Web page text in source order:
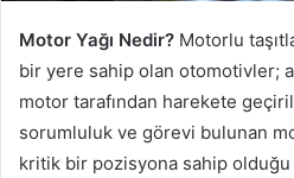
Motor Yağı Nedir? Motorlu
bir yere sahip olan otomotivler;
motor tarafından harekete
sorumluluk ve görevi bulunan
kritik bir pozisyona sahip olduğu